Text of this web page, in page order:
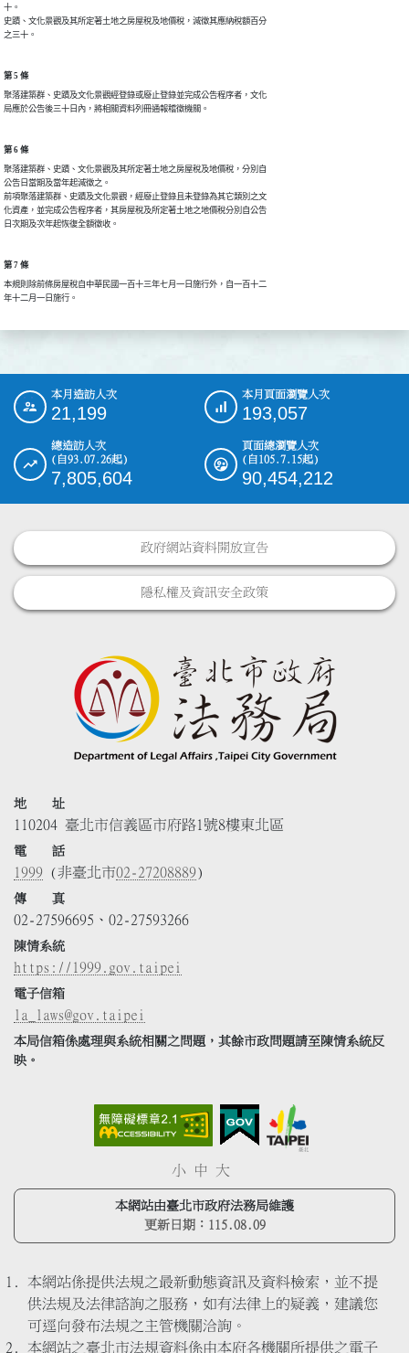
十。
史蹟、文化景觀及其所定著土地之房屋稅及地價稅，減徵其應納稅額百分
之三十。
第 5 條
聚落建築群、史蹟及文化景觀經登錄或廢止登錄並完成公告程序者，文化
局應於公告後三十日內，將相關資料列冊通報稽徵機關。
第 6 條
聚落建築群、史蹟、文化景觀及其所定著土地之房屋稅及地價稅，分別自
公告日當期及當年起減徵之。
前項聚落建築群、史蹟及文化景觀，經廢止登錄且未登錄為其它類別之文
化資產，並完成公告程序者，其房屋稅及所定著土地之地價稅分別自公告
日次期及次年起恢復全額徵收。
第 7 條
本規則除前條房屋稅自中華民國一百十三年七月一日施行外，自一百十二
年十二月一日施行。
::: 本月造訪人次
21,199
本月頁面瀏覽人次
193,057
總造訪人次
(自93.07.26起)
7,805,604
頁面總瀏覽人次
(自105.7.15起)
90,454,212
政府網站資料開放宣告
隱私權及資訊安全政策
地 址
110204 臺北市信義區市府路1號8樓東北區
電 話
1999 (非臺北市02-27208889)
傳 真
02-27596695、02-27593266
陳情系統
https://1999.gov.taipei
電子信箱
la_laws@gov.taipei
本局信箱係處理與系統相關之問題，其餘市政問題請至陳情系統反
映。
小 中 大
本網站由臺北市政府法務局維護
更新日期： 115.08.09
本網站係提供法規之最新動態資訊及資料檢索，並不提
供法規及法律諮詢之服務，如有法律上的疑義，建議您
可逕向發布法規之主管機關洽詢。
本網站之臺北市法規資料係由本府各機關所提供之電子